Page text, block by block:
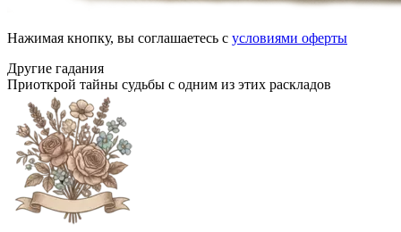
Нажимая кнопку, вы соглашаетесь с условиями оферты
Другие гадания
Приоткрой тайны судьбы с одним из этих раскладов